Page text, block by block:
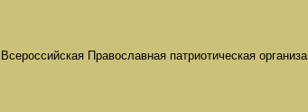
Всероссийская Православная патриотическая